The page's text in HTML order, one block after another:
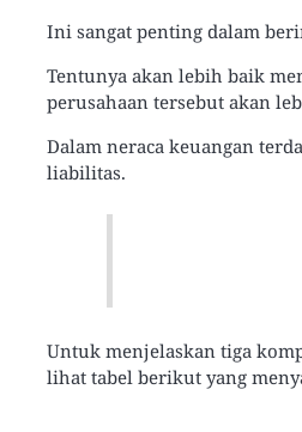
Ini sangat penting dalam
Tentunya akan lebih baik
perusahaan tersebut akan
Dalam neraca keuangan
liabilitas.
Untuk menjelaskan tiga
lihat tabel berikut yang